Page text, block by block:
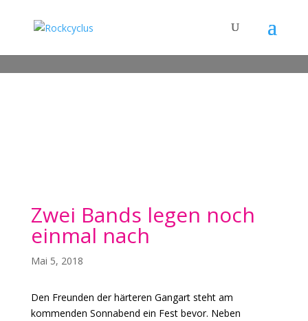
Zwei Bands legen noch
einmal nach
Mai 5, 2018
Den Freunden der härteren Gangart steht am
kommenden Sonnabend ein Fest bevor. Neben